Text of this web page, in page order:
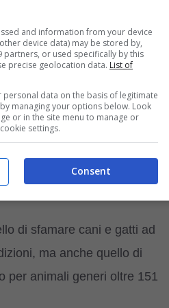
godere di queste
inserito tutto cibo che i
è partita già da due anni,
e
di sfamare cani e gatti ad
ma anche quello di
per animali generi oltre 151
and information from your device
device data) may be stored by,
partners, or used specifically by this
precise geolocation data. List of
data on the basis of legitimate
managing your options below. Look
or in the site menu to manage or
settings.
Consent